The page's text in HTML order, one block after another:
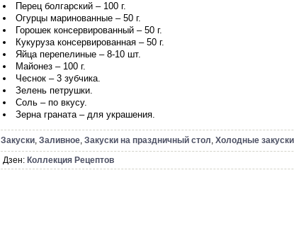
Перец болгарский – 100 г.
Огурцы маринованные – 50 г.
Горошек консервированный – 50 г.
Кукуруза консервированная – 50 г.
Яйца перепелиные – 8-10 шт.
Майонез – 100 г.
Чеснок – 3 зубчика.
Зелень петрушки.
Соль – по вкусу.
Зерна граната – для украшения.
Закуски, Заливное, Закуски на праздничный стол, Холодные закуски
Дзен: Коллекция Рецептов